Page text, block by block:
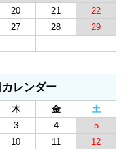
20 21
22
27 28
29
レンダー
木 金
土
3 4
5
10 11
12